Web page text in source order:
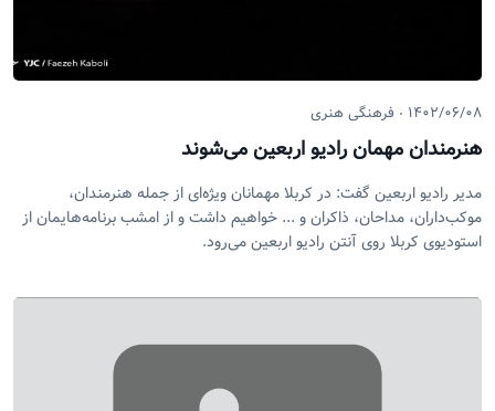
۱۴۰۲/۰۶/۰۸ فرهنگی هنری
هنرمندان مهمان رادیو اربعین می‌شوند
مدیر رادیو اربعین گفت: در کربلا مهمانان ویژه‌ای از جمله هنرمندان،
موکب‌داران، مداحان، ذاکران و ... خواهیم داشت و از امشب برنامه‌هایمان از
استودیوی کربلا روی آنتن رادیو اربعین می‌رود.